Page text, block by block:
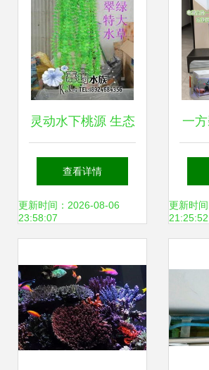
灵动水下桃源 生态
假山助力水族箱打
造梦幻鱼乐世界
查看详情
更新时间：2026-08-06
23:58:07
一
盛
草缸
更新时
21:25:52